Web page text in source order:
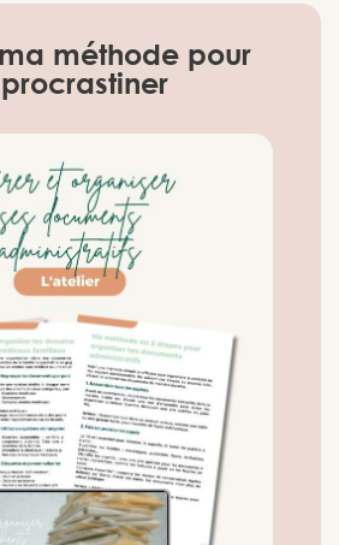
méthode pour